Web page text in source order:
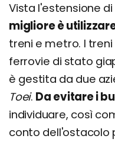
Vista l'estensione di
migliore è
treni e metro. I
ferrovie di stato
è gestita da due
Toei. Da evitare i
individuare, così
conto dell'ostacolo